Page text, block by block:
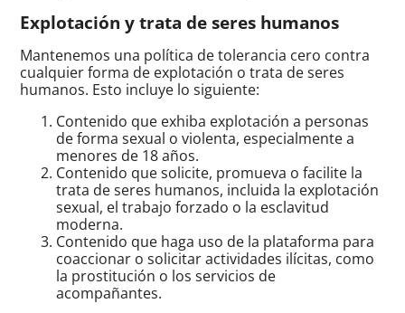
Explotación y trata de seres humanos
Mantenemos una política de tolerancia cero contra
cualquier forma de explotación o trata de seres
humanos. Esto incluye lo siguiente:
Contenido que exhiba explotación a personas
de forma sexual o violenta, especialmente a
menores de 18 años.
Contenido que solicite, promueva o facilite la
trata de seres humanos, incluida la explotación
sexual, el trabajo forzado o la esclavitud
moderna.
Contenido que haga uso de la plataforma para
coaccionar o solicitar actividades ilícitas, como
la prostitución o los servicios de
acompañantes.